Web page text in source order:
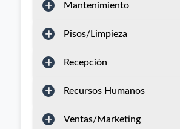
Mantenimiento
Pisos/Limpieza
Recepción
Recursos Humanos
Ventas/Marketing